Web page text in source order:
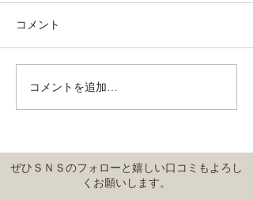
通常営業しております。
コメント
コメントを追加…
ぜひＳＮＳのフォローと嬉しい口コミもよろし
くお願いします。